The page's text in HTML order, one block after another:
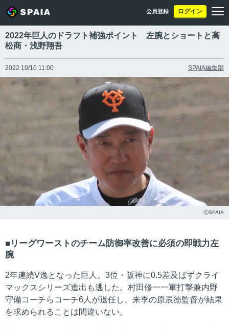
会員登録 ログイン
2022年巨人のドラフト補強ポイント 左腕とショートと高
松商・浅野翔吾
2022 10/10 11:00 SPAIA編集部
ⒸSPAIA
リーグワーストのチーム防御率改善に必須の即戦力左
腕
2年連続V逸となった巨人。3位・阪神に0.5差及ばずクライ
マックスシリーズ進出も逃した。村田修一一軍打撃兼内野
守備コーチらコーチ6人が退任し、来季の原辰徳監督が結果
を求められることは間違いない。